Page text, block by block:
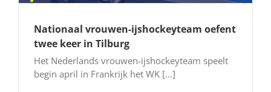
Nationaal vrouwen-ijshockeyteam oefent
twee keer in Tilburg
Het Nederlands vrouwen-ijshockeyteam speelt
begin april in Frankrijk het WK [...]